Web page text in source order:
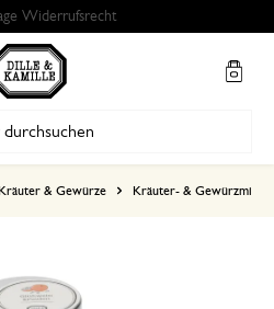
Widerrufsrecht
& Gewürze Kräuter- &